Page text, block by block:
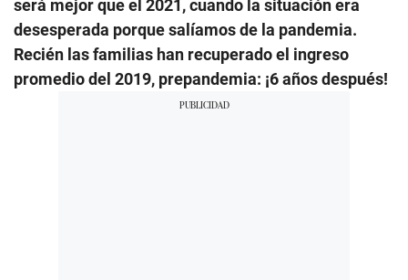
será mejor que el 2021, cuando la situación era
desesperada porque salíamos de la pandemia.
Recién las familias han recuperado el ingreso
promedio del 2019, prepandemia: ¡6 años después!